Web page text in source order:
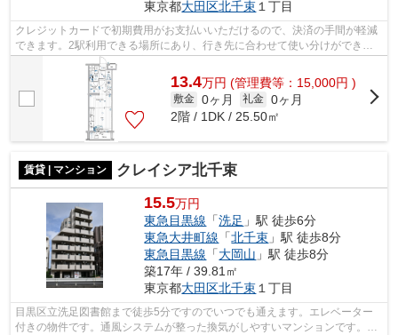
東京都大田区北千束１丁目
クレジットカードで初期費用がお支払いいただけるので、決済の手間が軽減
できます。2駅利用できる場所にあり、行き先に合わせて使い分けができま
す。令和4年築で、多くの方がご満足の...
13.4万円 (管理費等：15,000円 )
敷金 0ヶ月 礼金 0ヶ月
2階 / 1DK / 25.50㎡
賃貸 | マンション クレイシア北千束
15.5万円
東急目黒線 「洗足 」駅 徒歩6分
東急大井町線 「北千束 」駅 徒歩8分
東急目黒線 「大岡山 」駅 徒歩8分
築17年 / 39.81㎡
東京都大田区北千束 １丁目
目黒区立洗足図書館まで徒歩5分ですのでいつでも通えます。エレベーター
付きの物件です。通風システムが整った換気がしやすいマンションです。駅